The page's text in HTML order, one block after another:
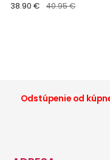
800C, sonda, farebný
38.90 € 40.95 €
Odstúpenie od